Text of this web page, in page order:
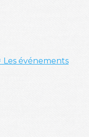
Les événements